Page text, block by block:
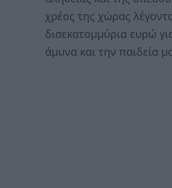
χρέος της χώρας
δισεκατομμύρια ευρώ
άμυνα και την παιδεία